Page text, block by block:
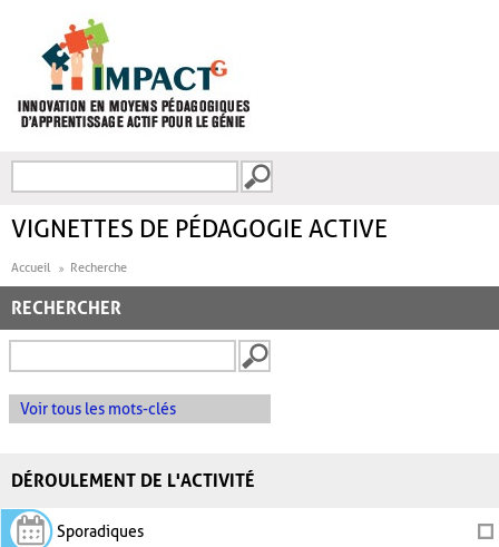
FORMULAIRE DE
VIGNETTES DE PÉDAGOGIE ACTIVE
Accueil Recherche
RECHERCHER
Voir tous les mots-clés
DÉROULEMENT DE L'ACTIVITÉ
Sporadiques